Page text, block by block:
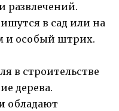
развлечений.
в сад или на
и особый штрих.
в строительстве
дерева.
обладают